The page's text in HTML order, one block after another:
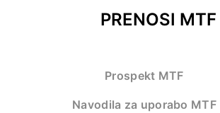
PRENOSI MTF
Prospekt MTF
Navodila za uporabo MTF